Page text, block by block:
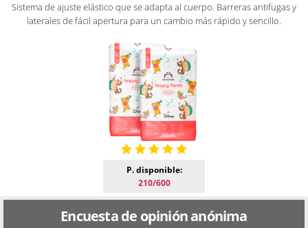
Sistema de ajuste elástico que se adapta al cuerpo. Barreras antifugas y
laterales de fácil apertura para un cambio más rápido y sencillo.
P. disponible:
210/600
Encuesta de opinión anónima